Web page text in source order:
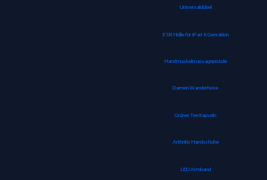
Universaldübel
ESR Hülle für iPad 8. Genration
Handmuskelmassagepistole
Damen Wanderhose
Grüner Tee Kapseln
Arthritis Handschuhe
LED Armband